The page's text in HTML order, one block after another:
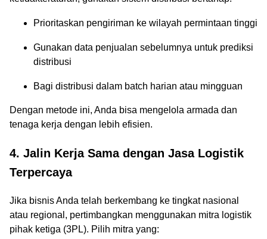
Prioritaskan pengiriman ke wilayah permintaan tinggi
Gunakan data penjualan sebelumnya untuk prediksi
distribusi
Bagi distribusi dalam batch harian atau mingguan
Dengan metode ini, Anda bisa mengelola armada dan
tenaga kerja dengan lebih efisien.
4. Jalin Kerja Sama dengan Jasa Logistik
Terpercaya
Jika bisnis Anda telah berkembang ke tingkat nasional
atau regional, pertimbangkan menggunakan mitra logistik
pihak ketiga (3PL). Pilih mitra yang: